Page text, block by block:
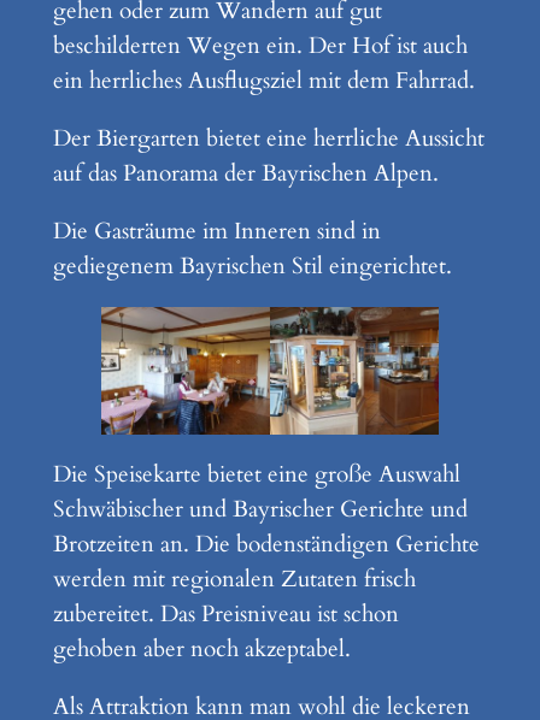
gehen oder zum Wandern auf gut
beschilderten Wegen ein. Der Hof ist auch
ein herrliches Ausflugsziel mit dem Fahrrad.
Der Biergarten bietet eine herrliche Aussicht
auf das Panorama der Bayrischen Alpen.
Die Gasträume im Inneren sind in
gediegenem Bayrischen Stil eingerichtet.
Die Speisekarte bietet eine große Auswahl
Schwäbischer und Bayrischer Gerichte und
Brotzeiten an. Die bodenständigen Gerichte
werden mit regionalen Zutaten frisch
zubereitet. Das Preisniveau ist schon
gehoben aber noch akzeptabel.
Als Attraktion kann man wohl die leckeren